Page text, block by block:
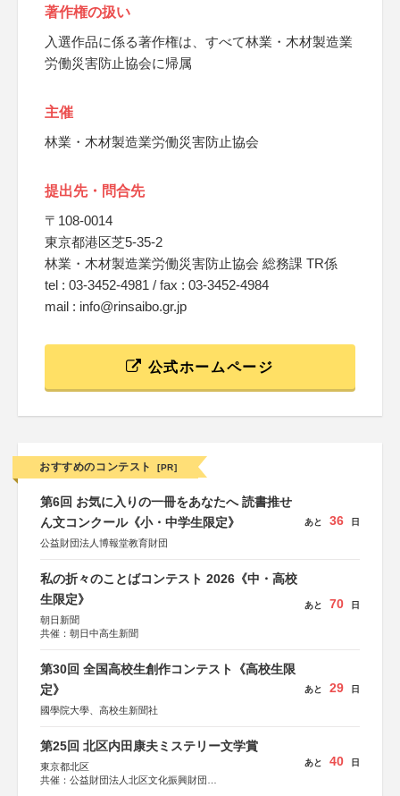
著作権の扱い
入選作品に係る著作権は、すべて林業・木材製造業
労働災害防止協会に帰属
主催
林業・木材製造業労働災害防止協会
提出先・問合先
〒108-0014
東京都港区芝5-35-2
林業・木材製造業労働災害防止協会 総務課 TR係
tel : 03-3452-4981 / fax : 03-3452-4984
mail : info@rinsaibo.gr.jp
公式ホームページ
おすすめのコンテスト [PR]
第6回 お気に入りの一冊をあなたへ 読書推せ
ん文コンクール《小・中学生限定》
公益財団法人博報堂教育財団
あと 36 日
私の折々のことばコンテスト 2026《中・高校
生限定》
朝日新聞
共催：朝日中高生新聞
あと 70 日
第30回 全国高校生創作コンテスト《高校生限
定》
國學院大學、高校生新聞社
あと 29 日
第25回 北区内田康夫ミステリー文学賞
東京都北区
共催：公益財団法人北区文化振興財団
あと 40 日